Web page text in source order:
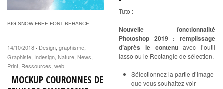
BIG SNOW FREE FONT BEHANCE
Tuto :
Nouvelle fonctionnalité
Photoshop 2019 : remplissage
d’après le contenuavec l’outil
lasso ou le Rectangle de sélection.
Sélectionnez la partie d’image
que vous souhaitez voir
14/10/2018 · Design, graphisme,
Graphiste, Indesign, Nature, News,
Print, Ressources, web
MOCKUP COURONNES DE